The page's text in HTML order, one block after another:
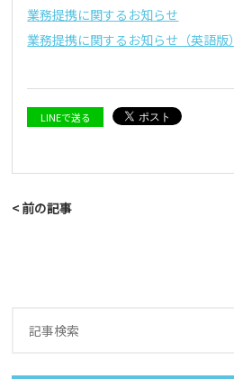
業務提携に関するお知らせ
業務提携に関するお知らせ（英語版）
LINEで送る
< 前の記事